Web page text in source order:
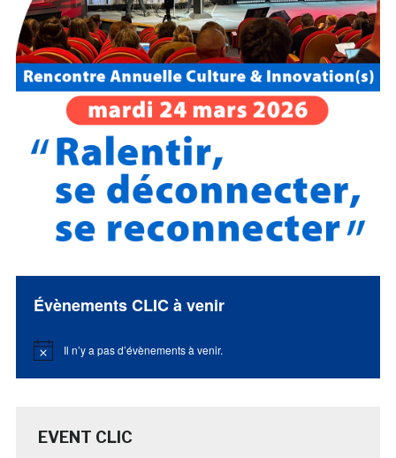
Évènements CLIC à venir
Notice Il n’y a pas d’évènements à venir.
EVENT CLIC